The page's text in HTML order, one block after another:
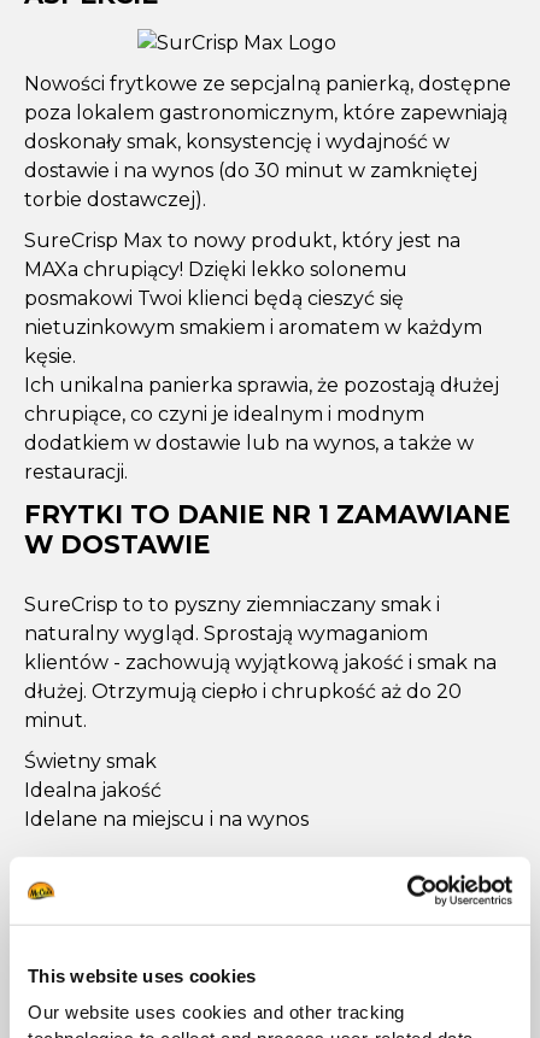
This website uses cookies
Our website uses cookies and other tracking
Nowości frytkowe ze sepcjalną panierką, dostępne
poza lokalem gastronomicznym, które zapewniają
doskonały smak, konsystencję i wydajność w
dostawie i na wynos (do 30 minut w zamkniętej
torbie dostawczej).
SureCrisp Max to nowy produkt, który jest na
MAXa chrupiący! Dzięki lekko solonemu
posmakowi Twoi klienci będą cieszyć się
nietuzinkowym smakiem i aromatem w każdym
kęsie.
Ich unikalna panierka sprawia, że pozostają dłużej
chrupiące, co czyni je idealnym i modnym
dodatkiem w dostawie lub na wynos, a także w
restauracji.
FRYTKI TO DANIE NR 1 ZAMAWIANE
W DOSTAWIE
SureCrisp to to pyszny ziemniaczany smak i
naturalny wygląd. Sprostają wymaganiom
klientów - zachowują wyjątkową jakość i smak na
dłużej. Otrzymują ciepło i chrupkość aż do 20
minut.
Świetny smak
Idealna jakość
Idelane na miejscu i na wynos
Zobacz pełną ofertę
SureCrisp